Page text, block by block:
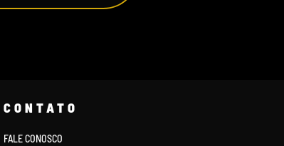
CONTATO
FALE CONOSCO